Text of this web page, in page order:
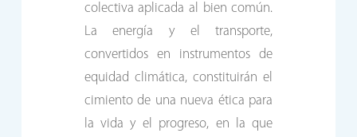
colectiva aplicada al bien común.
La energía y el transporte,
convertidos en instrumentos de
equidad climática, constituirán el
cimiento de una nueva ética para
la vida y el progreso, en la que